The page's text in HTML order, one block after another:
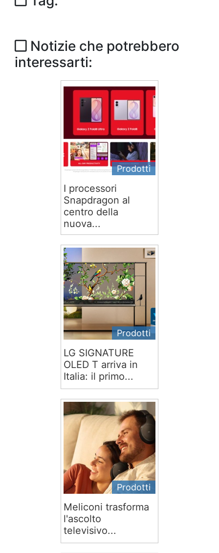
Notizie che potrebbero
interessarti:
Prodotti
I processori
Snapdragon al
centro della
nuova...
Prodotti
LG SIGNATURE
OLED T arriva in
Italia: il primo...
Prodotti
Meliconi trasforma
l'ascolto
televisivo...